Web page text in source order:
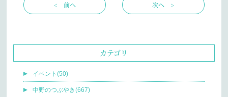
< 前へ 次へ >
カテゴリ
イベント(50)
中野のつぶやき(667)